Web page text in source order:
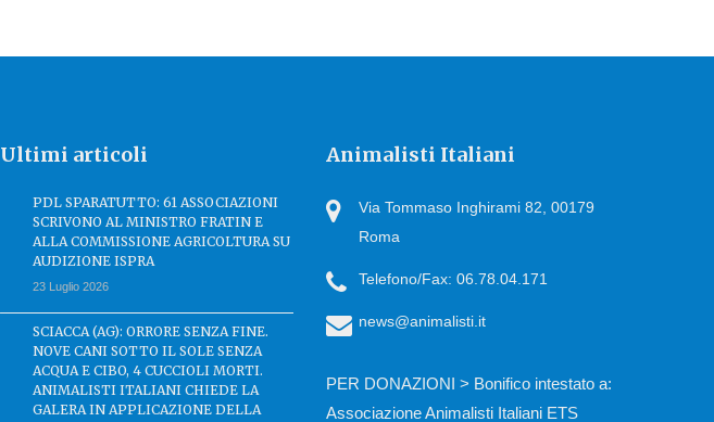
Ultimi articoli
PDL SPARATUTTO: 61 ASSOCIAZIONI
SCRIVONO AL MINISTRO FRATIN E
ALLA COMMISSIONE AGRICOLTURA SU
AUDIZIONE ISPRA
23 Luglio 2026
SCIACCA (AG): ORRORE SENZA FINE.
NOVE CANI SOTTO IL SOLE SENZA
ACQUA E CIBO, 4 CUCCIOLI MORTI.
ANIMALISTI ITALIANI CHIEDE LA
GALERA IN APPLICAZIONE DELLA
Animalisti Italiani
Via Tommaso Inghirami 82, 00179
Roma
Telefono/Fax: 06.78.04.171
news@animalisti.it
PER DONAZIONI > Bonifico intestato a:
Associazione Animalisti Italiani ETS